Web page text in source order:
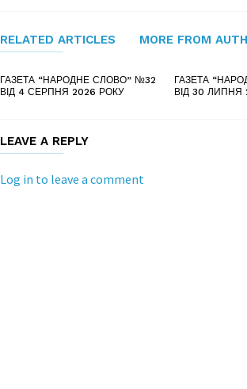
RELATED ARTICLES MORE FROM
ГАЗЕТА “НАРОДНЕ СЛОВО” №32
ВІД 4 СЕРПНЯ 2026 РОКУ
ГАЗЕТА
ВІД 30 ЛИПНЯ
LEAVE A REPLY
Log in to leave a comment